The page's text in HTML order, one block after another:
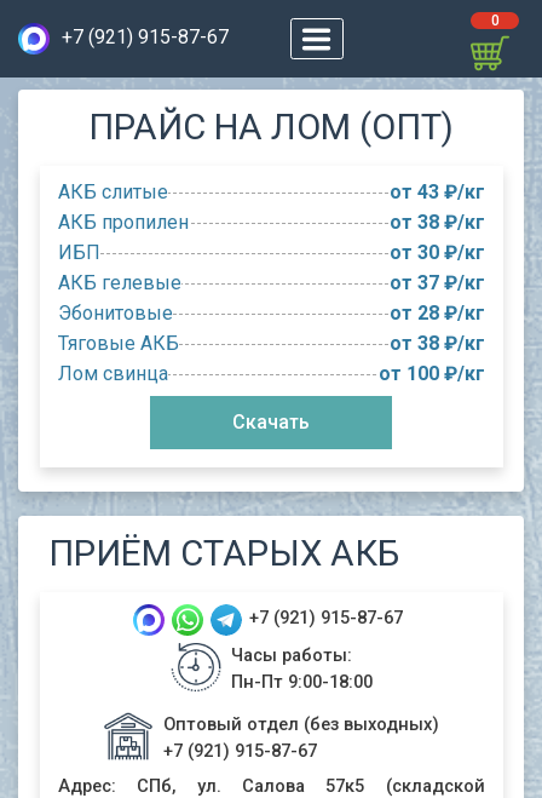
+7 (921) 915-87-67
0
ПРАЙС НА ЛОМ (ОПТ)
АКБ слитые
от 43 ₽/кг
АКБ пропилен
от 38 ₽/кг
ИБП
от 30 ₽/кг
АКБ гелевые
от 37 ₽/кг
Эбонитовые
от 28 ₽/кг
Тяговые АКБ
от 38 ₽/кг
Лом свинца
от 100 ₽/кг
Скачать
ПРИЁМ CТАРЫХ АКБ
+7 (921) 915-87-67
Часы работы:
Пн-Пт 9:00-18:00
Оптовый отдел (без выходных)
+7 (921) 915-87-67
Адрес: СПб, ул. Салова 57к5 (складской